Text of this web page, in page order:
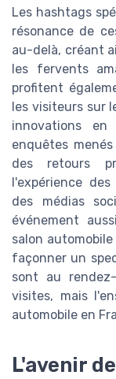
Les hashtags
résonance de
au-delà, créant
les fervents
profitent
les visiteurs sur
innovations
enquêtes
des retours
l'expérience
des médias
événement
salon
façonner un
sont au
visites, mais
automobile en
L'avenir